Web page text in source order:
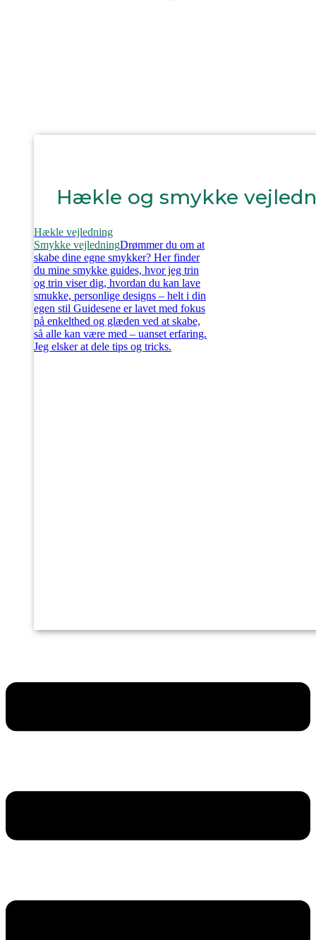
Hækle og smykke
Hækle vejledning
Smykke vejledningDrømmer du om at
skabe dine egne smykker? Her finder
du mine smykke guides, hvor jeg trin
og trin viser dig, hvordan du kan lave
smukke, personlige designs – helt i din
egen stil Guidesene er lavet med fokus
på enkelthed og glæden ved at skabe,
så alle kan være med – uanset erfaring.
Jeg elsker at dele tips og tricks.